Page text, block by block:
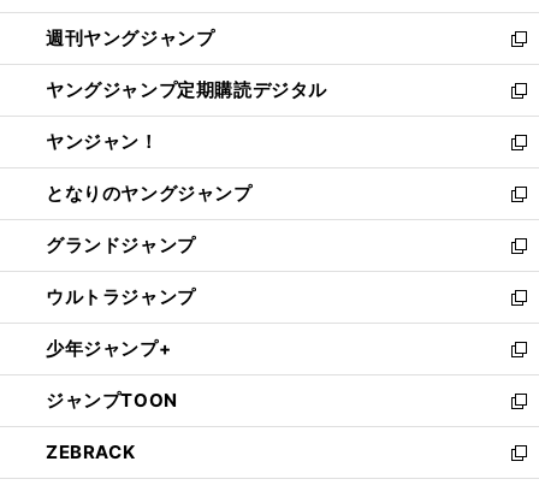
開
く
ウ
で
開
く
ン
ド
ウ
で
開
く
ウ
ィ
ン
ド
ウ
で
開
く
週刊ヤングジャンプ
新
し
い
ウ
ィ
ン
ド
ウ
で
開
く
ヤングジャンプ定期購読デジタル
新
し
い
ウ
ィ
ン
ド
ウ
で
開
く
ヤンジャン！
新
し
い
ウ
ィ
ン
ド
ウ
で
開
く
となりのヤングジャンプ
新
し
い
ウ
ィ
ン
ド
ウ
で
開
く
グランドジャンプ
新
し
い
ウ
ィ
ン
ド
ウ
で
開
ウルトラジャンプ
新
し
い
ウ
ィ
ン
ド
ウ
少年ジャンプ+
新
し
い
ウ
ィ
ン
ジャンプTOON
新
し
い
ZEBRACK
新